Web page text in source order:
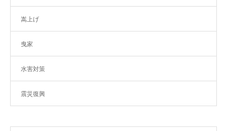
嵩上げ
曳家
水害対策
震災復興